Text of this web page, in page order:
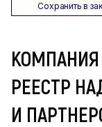
Сохранить в
РЕЕСТР
И